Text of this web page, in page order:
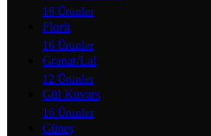
16 Ürünler
Florit
16 Ürünler
Granat/Lal
12 Ürünler
Gül Kuvars
16 Ürünler
Güneş